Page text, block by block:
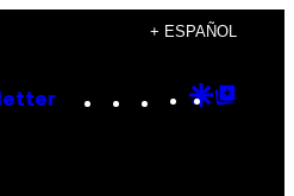
+ ESPAÑOL
Instagram
TikTok
YouTube
Google